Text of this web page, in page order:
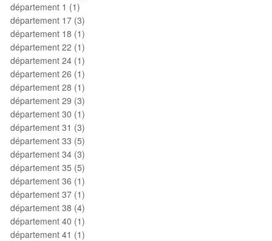
département 1 (1)
département 17 (3)
département 18 (1)
département 22 (1)
département 24 (1)
département 26 (1)
département 28 (1)
département 29 (3)
département 30 (1)
département 31 (3)
département 33 (5)
département 34 (3)
département 35 (5)
département 36 (1)
département 37 (1)
département 38 (4)
département 40 (1)
département 41 (1)